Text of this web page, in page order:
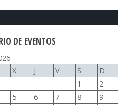
DE EVENTOS
X J V S D
1
2
5 6 7 8
9